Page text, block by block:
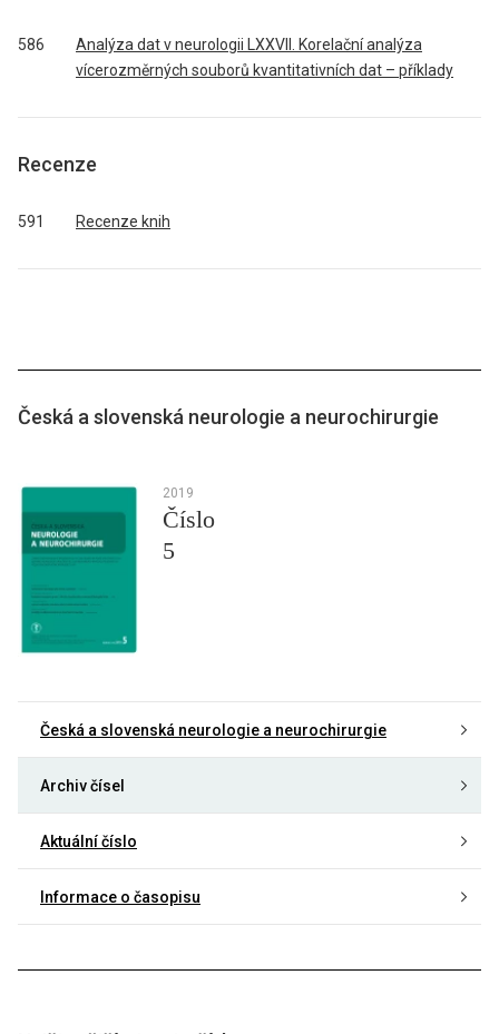
586
Analýza dat v neurologii LXXVII. Korelační analýza
vícerozměrných souborů kvantitativních dat – příklady
Recenze
591 Recenze knih
Česká a slovenská neurologie a neurochirurgie
2019
Číslo
5
Česká a slovenská neurologie a neurochirurgie
Archiv čísel
Aktuální číslo
Informace o časopisu